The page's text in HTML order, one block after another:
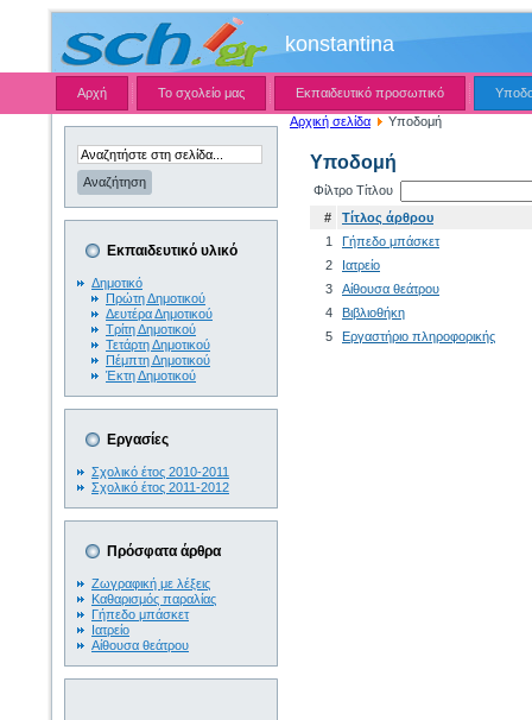
konstantina
Αρχή Το σχολείο μας Εκπαιδευτικό προσωπικό
Εκπαιδευτικό υλικό
Δημοτικό
Πρώτη Δημοτικού
Δευτέρα Δημοτικού
Τρίτη Δημοτικού
Τετάρτη Δημοτικού
Πέμπτη Δημοτικού
Έκτη Δημοτικού
Εργασίες
Σχολικό έτος 2010-2011
Σχολικό έτος 2011-2012
Πρόσφατα άρθρα
Ζωγραφική με λέξεις
Καθαρισμός παραλίας
Γήπεδο μπάσκετ
Ιατρείο
Αίθουσα θεάτρου
Αρχική σελίδα Υποδομή
Υποδομή
Φίλτρο Τίτλου
#
Τίτλος άρθρου
1
Γήπεδο μπάσκετ
2
Ιατρείο
3
Αίθουσα θεάτρου
4
Βιβλιοθήκη
5
Εργαστήριο πληροφορικής